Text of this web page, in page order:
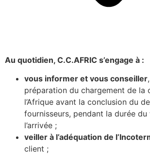
Au quotidien, C.C.AFRIC s’engage à :
vous informer et vous conseiller
préparation du chargement de la
l’Afrique avant la conclusion du
fournisseurs, pendant la durée
l’arrivée ;
veiller à l’adéquation de
client ;